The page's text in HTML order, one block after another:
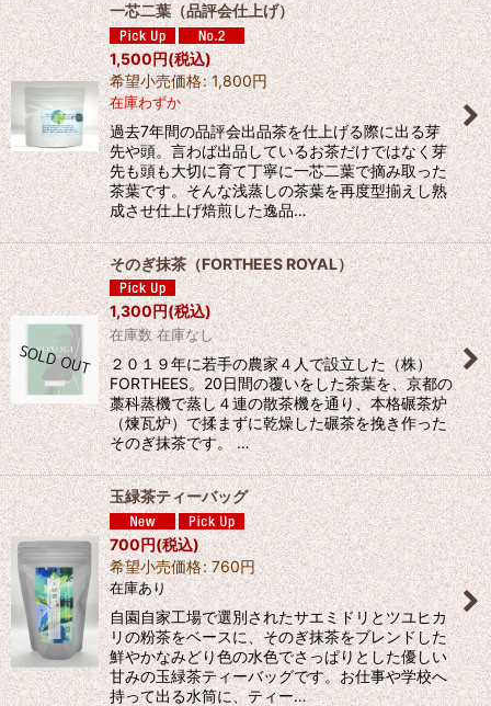
一芯二葉（品評会仕上げ）
1,500円(税込)
希望小売価格: 1,800円
在庫わずか
過去7年間の品評会出品茶を仕上げる際に出る芽
先や頭。言わば出品しているお茶だけではなく芽
先も頭も大切に育て丁寧に一芯二葉で摘み取った
茶葉です。そんな浅蒸しの茶葉を再度型揃えし熟
成させ仕上げ焙煎した逸品…
そのぎ抹茶（FORTHEES ROYAL）
1,300円(税込)
在庫数 在庫なし
２０１９年に若手の農家４人で設立した（株）
FORTHEES。20日間の覆いをした茶葉を、京都の
藁科蒸機で蒸し４連の散茶機を通り、本格碾茶炉
（煉瓦炉）で揉まずに乾燥した碾茶を挽き作った
そのぎ抹茶です。 …
玉緑茶ティーバッグ
700円(税込)
希望小売価格: 760円
在庫あり
自園自家工場で選別されたサエミドリとツユヒカ
リの粉茶をベースに、そのぎ抹茶をブレンドした
鮮やかなみどり色の水色でさっぱりとした優しい
甘みの玉緑茶ティーバッグです。お仕事や学校へ
持って出る水筒に、ティー…